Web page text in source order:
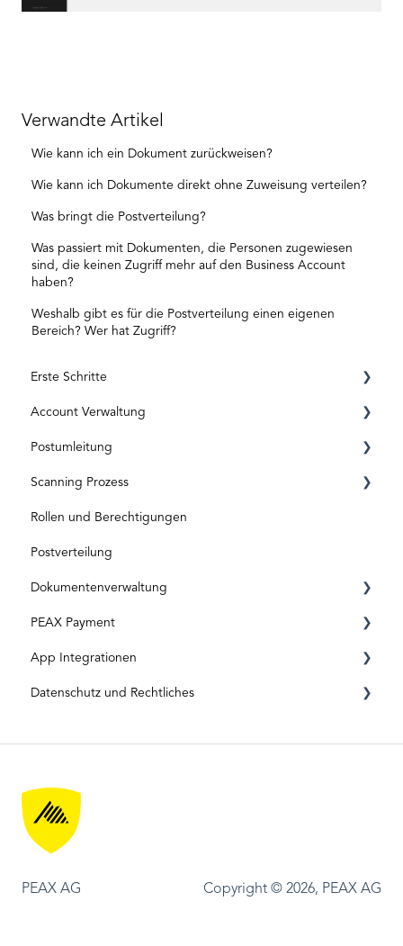
Verwandte Artikel
Wie kann ich ein Dokument zurückweisen?
Wie kann ich Dokumente direkt ohne Zuweisung verteilen?
Was bringt die Postverteilung?
Was passiert mit Dokumenten, die Personen zugewiesen
sind, die keinen Zugriff mehr auf den Business Account
haben?
Weshalb gibt es für die Postverteilung einen eigenen
Bereich? Wer hat Zugriff?
Erste Schritte
Registrierung
ID Level
Aktivierungscode
Abos und Kosten
Account Verwaltung
Privat Account
Business Account
Postumleitung
Vor der Aktivierung
Nach der Aktivierung
Scanning Prozess
Posteingang & Scanning
Dokumentverarbeitung
Spezielle Sendungen
Originaldokumente
Digitale Eingänge
Rollen und Berechtigungen
Postverteilung
Dokumentenverwaltung
Briefkasten
Rechnungen
Ablage
PEAX Payment
Transaktionskonto
Bankkonto
App Integrationen
App-Integration: Accounto
Datenschutz und Rechtliches
PEAX AG Copyright © 2026, PEAX AG